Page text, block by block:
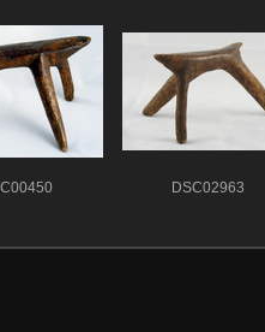
DSC02963